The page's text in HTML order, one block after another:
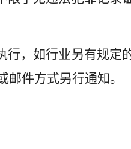
，如行业另有规定
件方式另行通知。